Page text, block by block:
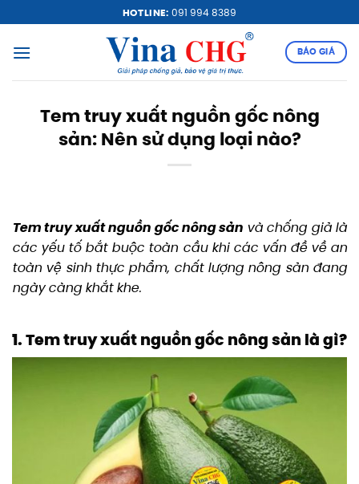
qua
nội
HOTLINE:091 994 8389
BÁO GIÁ
Tem truy xuất nguồn gốc nông
sản: Nên sử dụng loại nào?
Tem truy xuất nguồn gốc nông sản và chống giả là
các yếu tố bắt buộc toàn cầu khi các vấn đề về an
toàn vệ sinh thực phẩm, chất lượng nông sản đang
ngày càng khắt khe.
1. Tem truy xuất nguồn gốc nông sản là gì?